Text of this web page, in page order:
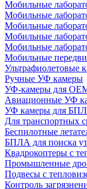
Мобильные
Мобильные
Мобильные
Мобильные
Мобильные
Мобильные
Ультрафиолетовые
Ручные УФ камеры
УФ-камеры для
Авиационные УФ
УФ камеры для
Для транспортных
Беспилотные
БПЛА для поиска
Квадрокоптеры с
Промышленные
Подвесы с
Контроль